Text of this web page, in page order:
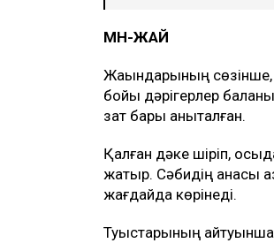
МӘН-ЖАЙ
Жақындарының сөзінше,
бойы дәрігерлер
зат бары анықталған.
Қалған дәке шіріп,
жатыр. Сәбидің анасы
жағдайда көрінеді.
Туыстарының айтуынша,